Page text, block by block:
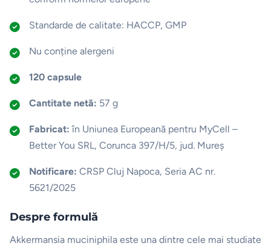
Standarde de calitate: HACCP, GMP
Nu conține alergeni
120 capsule
Cantitate netă: 57 g
Fabricat: în Uniunea Europeană pentru MyCell –
Better You SRL, Corunca 397/H/5, jud. Mureș
Notificare: CRSP Cluj Napoca, Seria AC nr.
5621/2025
Despre formulă
Akkermansia muciniphila este una dintre cele mai studiate